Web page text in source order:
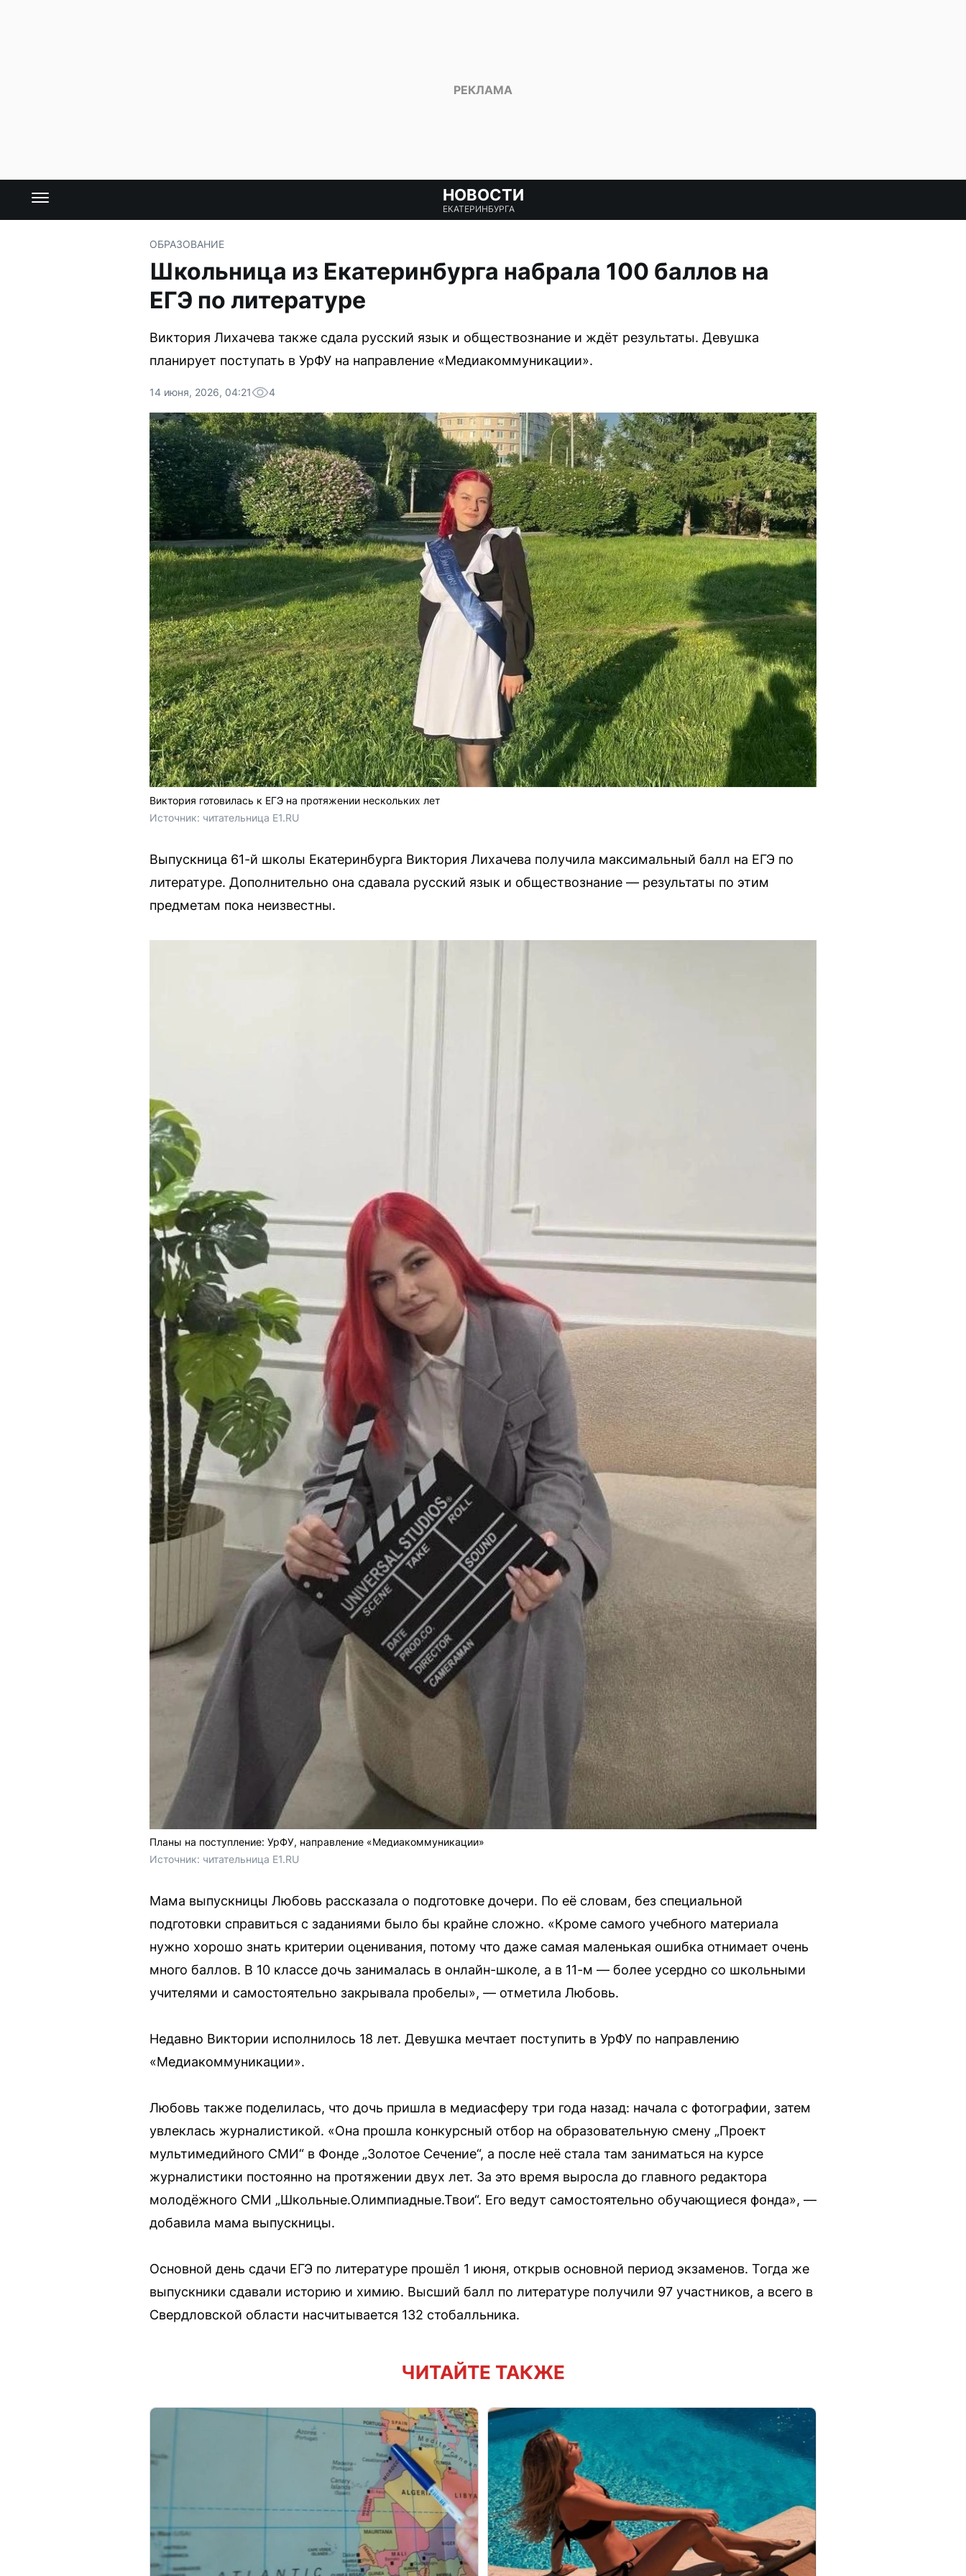
НОВОСТИ
ЕКАТЕРИНБУРГА
ОБРАЗОВАНИЕ
Школьница из Екатеринбурга набрала 100 баллов на
ЕГЭ по литературе
Виктория Лихачева также сдала русский язык и обществознание и ждёт результаты. Девушка
планирует поступать в УрФУ на направление «Медиакоммуникации».
14 июня, 2026, 04:21 4
Виктория готовилась к ЕГЭ на протяжении нескольких лет
Источник: читательница E1.RU
Выпускница 61-й школы Екатеринбурга Виктория Лихачева получила максимальный балл на ЕГЭ по
литературе. Дополнительно она сдавала русский язык и обществознание — результаты по этим
предметам пока неизвестны.
Планы на поступление: УрФУ, направление «Медиакоммуникации»
Источник: читательница E1.RU
Мама выпускницы Любовь рассказала о подготовке дочери. По её словам, без специальной
подготовки справиться с заданиями было бы крайне сложно. «Кроме самого учебного материала
нужно хорошо знать критерии оценивания, потому что даже самая маленькая ошибка отнимает очень
много баллов. В 10 классе дочь занималась в онлайн-школе, а в 11-м — более усердно со школьными
учителями и самостоятельно закрывала пробелы», — отметила Любовь.
Недавно Виктории исполнилось 18 лет. Девушка мечтает поступить в УрФУ по направлению
«Медиакоммуникации».
Любовь также поделилась, что дочь пришла в медиасферу три года назад: начала с фотографии, затем
увлеклась журналистикой. «Она прошла конкурсный отбор на образовательную смену „Проект
мультимедийного СМИ“ в Фонде „Золотое Сечение“, а после неё стала там заниматься на курсе
журналистики постоянно на протяжении двух лет. За это время выросла до главного редактора
молодёжного СМИ „Школьные.Олимпиадные.Твои“. Его ведут самостоятельно обучающиеся фонда», —
добавила мама выпускницы.
Основной день сдачи ЕГЭ по литературе прошёл 1 июня, открыв основной период экзаменов. Тогда же
выпускники сдавали историю и химию. Высший балл по литературе получили 97 участников, а всего в
Свердловской области насчитывается 132 стобалльника.
ЧИТАЙТЕ ТАКЖЕ